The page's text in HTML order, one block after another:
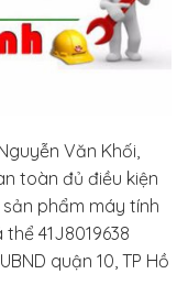
Văn Khối,
toàn đủ điều kiện
phẩm máy tính
41J8019638
quận 10, TP Hồ